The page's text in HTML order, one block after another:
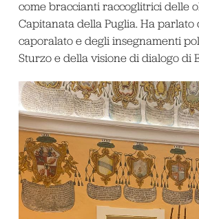
come braccianti raccoglitrici delle
Capitanata della Puglia. Ha parlato
caporalato e degli insegnamenti
Sturzo e della visione di dialogo di